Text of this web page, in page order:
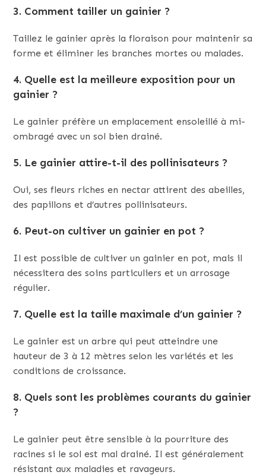
3. Comment tailler un gainier ?
Taillez le gainier après la floraison pour maintenir sa
forme et éliminer les branches mortes ou malades.
4. Quelle est la meilleure exposition pour un
gainier ?
Le gainier préfère un emplacement ensoleillé à mi-
ombragé avec un sol bien drainé.
5. Le gainier attire-t-il des pollinisateurs ?
Oui, ses fleurs riches en nectar attirent des abeilles,
des papillons et d’autres pollinisateurs.
6. Peut-on cultiver un gainier en pot ?
Il est possible de cultiver un gainier en pot, mais il
nécessitera des soins particuliers et un arrosage
régulier.
7. Quelle est la taille maximale d’un gainier ?
Le gainier est un arbre qui peut atteindre une
hauteur de 3 à 12 mètres selon les variétés et les
conditions de croissance.
8. Quels sont les problèmes courants du gainier
?
Le gainier peut être sensible à la pourriture des
racines si le sol est mal drainé. Il est généralement
résistant aux maladies et ravageurs.